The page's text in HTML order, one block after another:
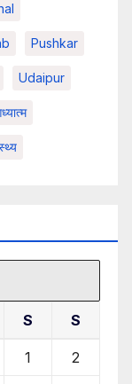
Pushkar
Udaipur
S S
1 2